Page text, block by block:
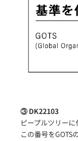
③ DK22103
ピープルツリー
この番号をGOTS